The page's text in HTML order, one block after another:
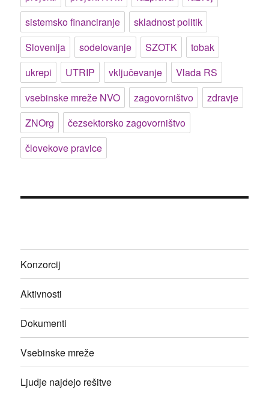
sistemsko financiranje
skladnost politik
Slovenija
sodelovanje SZOTK
tobak
ukrepi
UTRIP vključevanje
Vlada RS
vsebinske mreže NVO
zagovorništvo
zdravje
ZNOrg
čezsektorsko zagovorništvo
človekove pravice
Konzorcij
Aktivnosti
Dokumenti
Vsebinske mreže
Ljudje najdejo rešitve